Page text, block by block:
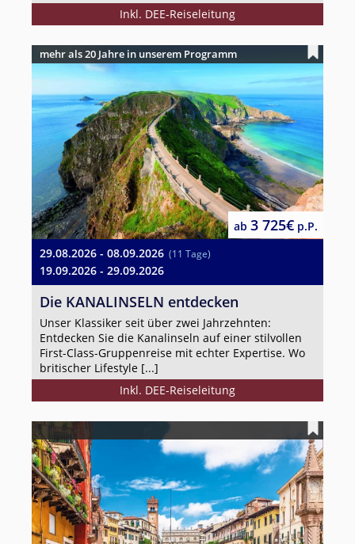
Inkl. DEE-Reiseleitung
mehr als 20 Jahre in unserem Programm
29.08.2026 - 08.09.2026 (11 Tage)
19.09.2026 - 29.09.2026
ab 3 725€ p.P.
Die KANALINSELN entdecken
Unser Klassiker seit über zwei Jahrzehnten:
Entdecken Sie die Kanalinseln auf einer stilvollen
First-Class-Gruppenreise mit echter Expertise. Wo
britischer Lifestyle [...]
Inkl. DEE-Reiseleitung